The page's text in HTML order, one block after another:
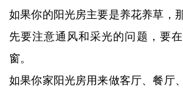
如果你的阳光房主要是养花养草，
先要注意通风和采光的问题，要
窗。
如果你家阳光房用来做客厅、餐厅